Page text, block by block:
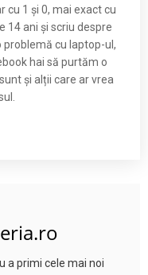
cu 1 și 0, mai exact cu
14 ani și scriu despre
problemă cu laptop-ul,
hai să purtăm o
și alții care ar vrea
a primi cele mai noi